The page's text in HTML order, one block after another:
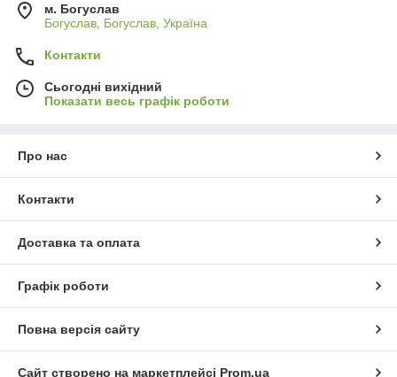
м. Богуслав
Богуслав, Богуслав, Україна
Контакти
Сьогодні вихідний
Показати весь графік роботи
Про нас
Контакти
Доставка та оплата
Графік роботи
Повна версія сайту
Сайт створено на маркетплейсі Prom.ua